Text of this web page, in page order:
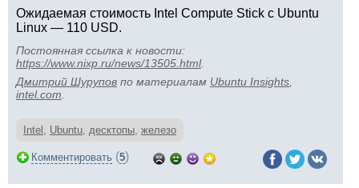
Ожидаемая стоимость Intel Compute Stick с Ubuntu
Linux — 110 USD.
Постоянная ссылка к новости:
https://www.nixp.ru/news/13505.html.
Дмитрий Шурупов по материалам Ubuntu Insights
intel.com
Intel , Ubuntu, десктопы, железо
Комментировать (5)